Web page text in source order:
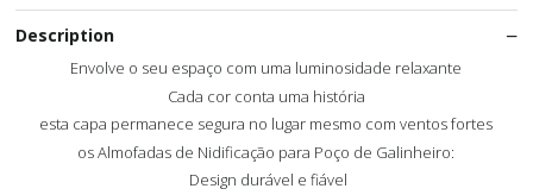
Description
Envolve o seu espaço com uma luminosidade relaxante
Cada cor conta uma história
esta capa permanece segura no lugar mesmo com ventos fortes
os Almofadas de Nidificação para Poço de Galinheiro:
️ Design durável e fiável